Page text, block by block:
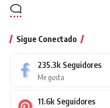
Sigue Conectado
235.3k Seguidores
Me gusta
11.6k Seguidores